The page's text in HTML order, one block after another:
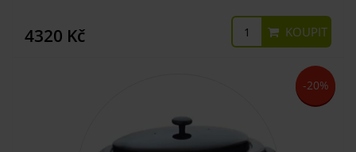
4320 Kč KOUPIT
-20%